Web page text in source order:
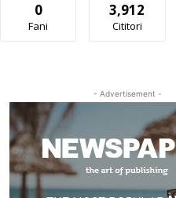
0
Fani
3,912
Cititori
- Advertisement -